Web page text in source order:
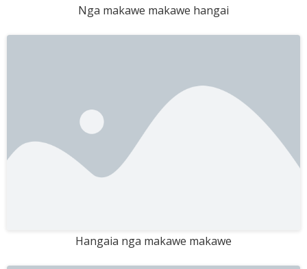
Nga makawe makawe hangai
Hangaia nga makawe makawe